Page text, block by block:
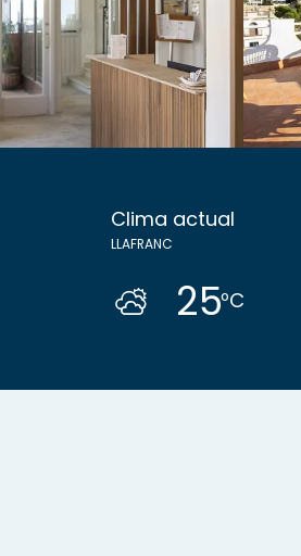
Clima actual
LLAFRANC
25ºC